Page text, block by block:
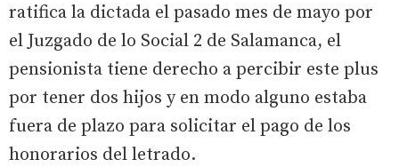
ratifica la dictada el pasado mes de mayo por
el Juzgado de lo Social 2 de Salamanca, el
pensionista tiene derecho a percibir este plus
por tener dos hijos y en modo alguno estaba
fuera de plazo para solicitar el pago de los
honorarios del letrado.